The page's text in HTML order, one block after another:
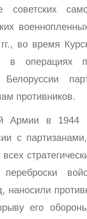
советских
во время
операциях
противников.
Армии в 1944
с
переброски
наносили
его